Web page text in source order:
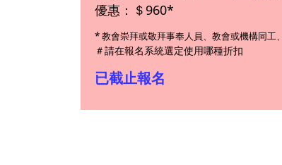
優惠：＄960*
* 教會崇拜或敬拜事奉人員、教會或機構同工
＃請在報名系統選定使用哪種折扣
已截止報名